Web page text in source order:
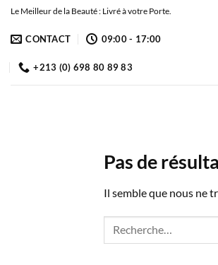
Passer
contenu
Le Meilleur de la Beauté : Livré à votre Porte.
CONTACT 09:00 - 17:00
+213 (0) 698 80 89 83
Pas de
Il semble que nous ne